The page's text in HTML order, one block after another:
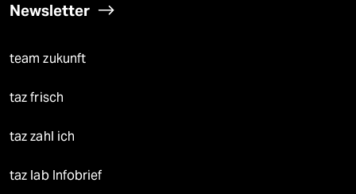
Newsletter
team zukunft
taz frisch
taz zahl ich
taz lab Infobrief